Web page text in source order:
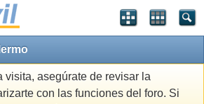
visita, asegúrate de revisar la
con las funciones del foro. Si